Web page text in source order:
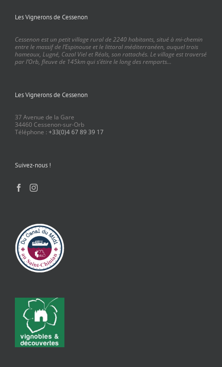
Les Vignerons de Cessenon
Cessenon est un petit village rural de 2240 habitants, situé à mi-chemin
entre le massif de l’Espinouse et le littoral méditerranéen, auquel trois
hameaux, Lugné, Cazal Viel et Réals, son rattachés. Le village est traversé
par l’Orb, fleuve de 145km qui s’étire le long des remparts…
Les Vignerons de Cessenon
37 Avenue de la Gare
34460 Cessenon-sur-Orb
Téléphone : +33(0)4 67 89 39 17
Suivez-nous !